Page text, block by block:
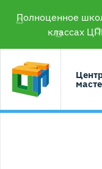
Полноценное
классах